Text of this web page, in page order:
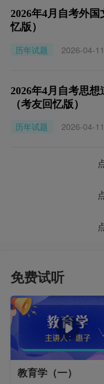
2026年4月自考外
忆版）
历年试题
2026-04-11
2026年4月自考思
（考友回忆版）
历年试题
2026-04-11
免费试听
教育学（一）